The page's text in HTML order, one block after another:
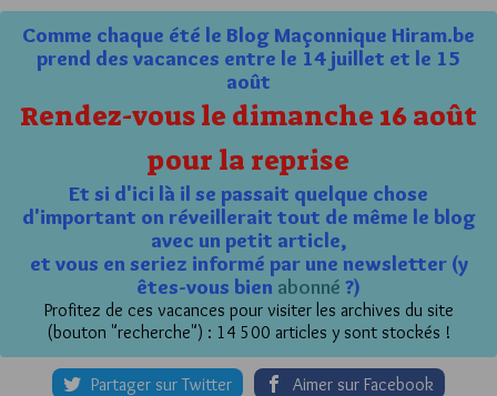
Comme chaque été le Blog Maçonnique Hiram.be
prend des vacances entre le 14 juillet et le 15
août
Rendez-vous le dimanche 16 août
pour la reprise
Et si d'ici là il se passait quelque chose
d'important on réveillerait tout de même le blog
avec un petit article,
et vous en seriez informé par une newsletter (y
êtes-vous bien abonné ?)
Profitez de ces vacances pour visiter les archives du site
(bouton "recherche") : 14 500 articles y sont stockés !
Partager sur Twitter Aimer sur Facebook